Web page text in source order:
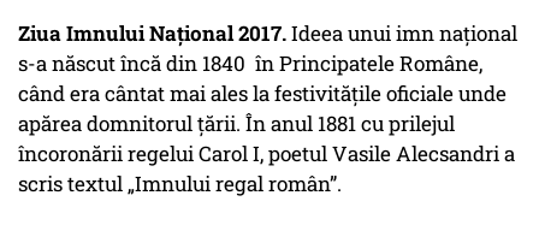
Ziua Imnului Național 2017.Ideea unui imn naţional
s-a născut încă din 1840 în Principatele Române,
când era cântat mai ales la festivităţile oficiale unde
apărea domnitorul ţării. În anul 1881 cu prilejul
încoronării regelui Carol I, poetul Vasile Alecsandri a
scris textul „Imnului regal român”.